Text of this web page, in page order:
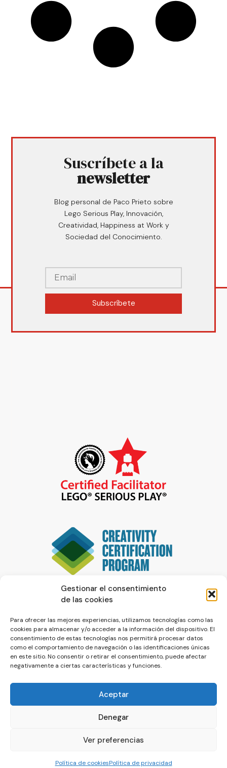
Gestionar el consentimiento
de las cookies
Para ofrecer las mejores experiencias, utilizamos tecnologías como las
cookies para almacenar y/o acceder a la información del dispositivo. El
consentimiento de estas tecnologías nos permitirá procesar datos
como el comportamiento de navegación o las identificaciones únicas
en este sitio. No consentir o retirar el consentimiento, puede afectar
negativamente a ciertas características y funciones.
Aceptar
Denegar
Ver preferencias
Política de cookiesPolítica de privacidad
Suscríbete a la
newsletter
Blog personal de Paco Prieto sobre
Lego Serious Play, Innovación,
Creatividad, Happiness at Work y
Sociedad del Conocimiento.
Subscríbete
© La Servilleta - El Blog de Paco Prieto
Política de cookiesPolítica de privacidad